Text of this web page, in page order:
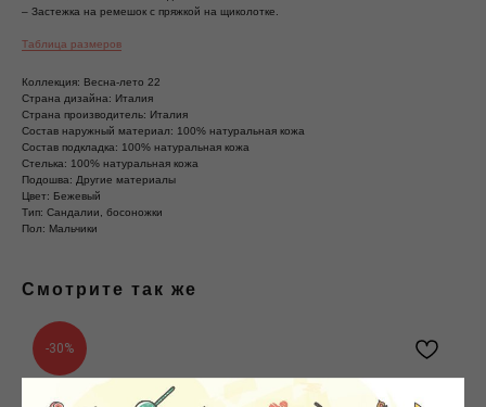
– Застежка на ремешок с пряжкой на щиколотке.
Таблица размеров
Коллекция: Весна-лето 22
Страна дизайна: Италия
Страна производитель: Италия
Состав наружный материал: 100% натуральная кожа
Состав подкладка: 100% натуральная кожа
Стелька: 100% натуральная кожа
Подошва: Другие материалы
Цвет: Бежевый
Тип: Сандалии, босоножки
Пол: Мальчики
Смотрите так же
-30%